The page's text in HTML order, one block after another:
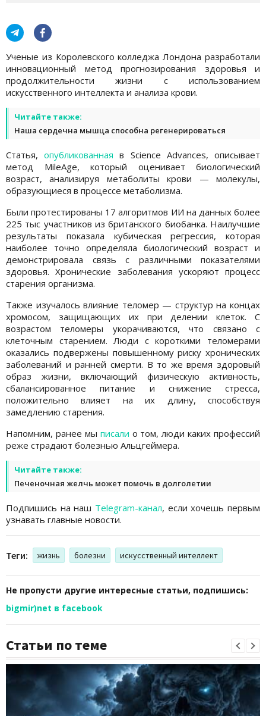
Ученые из Королевского колледжа Лондона разработали
инновационный метод прогнозирования здоровья и
продолжительности жизни с использованием
искусственного интеллекта и анализа крови.
Читайте также:
Наша сердечна мышца способна регенерироваться
Статья,опубликованная в Science Advances, описывает
метод MileAge, который оценивает биологический
возраст, анализируя метаболиты крови — молекулы,
образующиеся в процессе метаболизма.
Были протестированы 17 алгоритмов ИИ на данных более
225 тыс участников из британского биобанка. Наилучшие
результаты показала кубическая регрессия, которая
наиболее точно определяла биологический возраст и
демонстрировала связь с различными показателями
здоровья. Хронические заболевания ускоряют процесс
старения организма.
Также изучалось влияние теломер — структур на концах
хромосом, защищающих их при делении клеток. С
возрастом теломеры укорачиваются, что связано с
клеточным старением. Люди с короткими теломерами
оказались подвержены повышенному риску хронических
заболеваний и ранней смерти. В то же время здоровый
образ жизни, включающий физическую активность,
сбалансированное питание и снижение стресса,
положительно влияет на их длину, способствуя
замедлению старения.
Напомним, ранее мы писали о том, люди каких профессий
реже страдают болезнью Альцгеймера.
Читайте также:
Печеночная желчь может помочь в долголетии
Подпишись на наш Telegram-канал, если хочешь первым
узнавать главные новости.
Теги: жизнь болезни искусственный интеллект
Не пропусти другие интересные статьи, подпишись:
bigmir)net в facebook
Статьи по теме